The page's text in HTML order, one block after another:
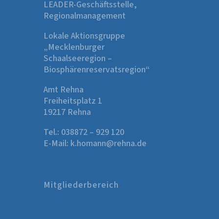
LEADER-Geschäftsstelle,
Regionalmanagement
Lokale Aktionsgruppe
„Mecklenburger
Schaalseeregion –
Biosphärenreservatsregion“
Amt Rehna
Freiheitsplatz 1
19217 Rehna
Tel.: 038872 – 929 120
E-Mail: k.homann@rehna.de
Mitgliederbereich